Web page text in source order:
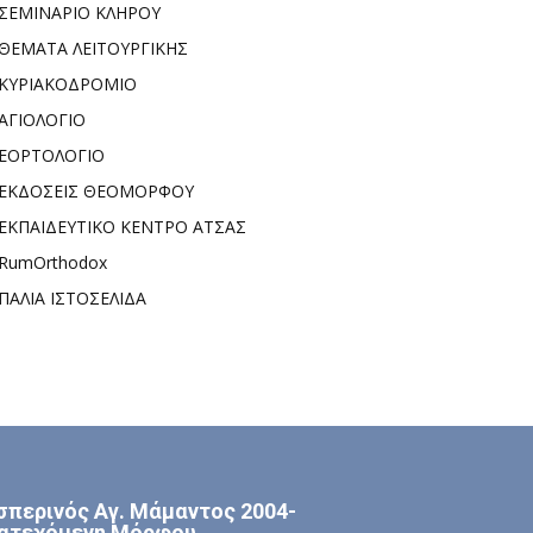
ΣΕΜΙΝΑΡΙΟ ΚΛΗΡΟΥ
ΛΕΙΤΟΥΡΓΙΚΗΣ
ΚΥΡΙΑΚΟΔΡΟΜΙΟ
ΕΟΡΤΟΛΟΓΙΟ
ΕΚΔΟΣΕΙΣ ΘΕΟΜΟΡΦΟΥ
ΕΚΠΑΙΔΕΥΤΙΚΟ ΚΕΝΤΡΟ ΑΤΣΑΣ
RumOrthodox
ΠΑΛΙΑ ΙΣΤΟΣΕΛΙΔΑ
Αγ. Μάμαντος 2004-